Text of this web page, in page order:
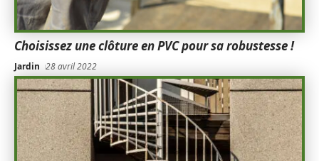
Choisissez une clôture en PVC pour sa robustesse !
Jardin 28 avril 2022